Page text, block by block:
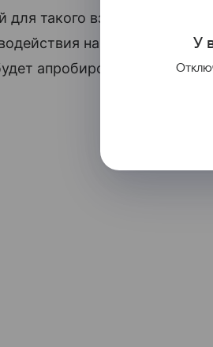
такого взаимодействия
нарушениям в
апробирована работа
У